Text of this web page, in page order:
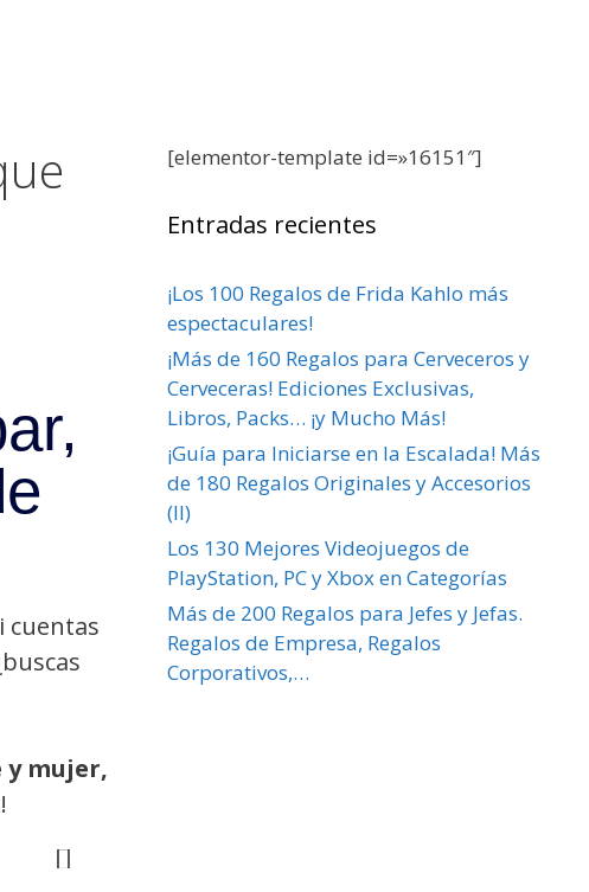
cuentas
y mujer,
[elementor-template id=»16151″]
Entradas recientes
¡Los 100 Regalos de Frida Kahlo más
espectaculares!
¡Más de 160 Regalos para Cerveceros y
Cerveceras! Ediciones Exclusivas,
Libros, Packs… ¡y Mucho Más!
¡Guía para Iniciarse en la Escalada! Más
de 180 Regalos Originales y Accesorios
(II)
Los 130 Mejores Videojuegos de
PlayStation, PC y Xbox en Categorías
Más de 200 Regalos para Jefes y Jefas.
Regalos de Empresa, Regalos
Corporativos,…